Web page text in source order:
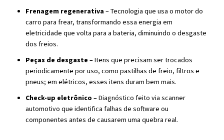
Frenagem regenerativa – Tecnologia que usa o motor do
carro para frear, transformando essa energia em
eletricidade que volta para a bateria, diminuindo o desgaste
dos freios.
Peças de desgaste – Itens que precisam ser trocados
periodicamente por uso, como pastilhas de freio, filtros e
pneus; em elétricos, esses itens duram bem mais.
Check-up eletrônico – Diagnóstico feito via scanner
automotivo que identifica falhas de software ou
componentes antes de causarem uma quebra real.